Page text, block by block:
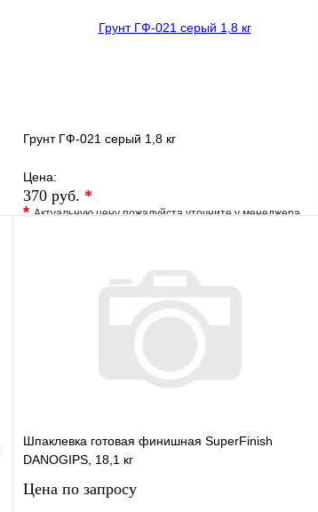
Грунт ГФ-021 серый 1,8 кг
Цена:
370 руб. *
*Актуальную цену пожалуйста уточните у менеджера
В корзину
Шпаклевка готовая финишная SuperFinish
DANOGIPS, 18,1 кг
Цена по запросу